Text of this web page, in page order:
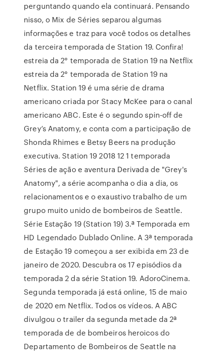
perguntando quando ela continuará. Pensando
nisso, o Mix de Séries separou algumas
informações e traz para você todos os detalhes
da terceira temporada de Station 19. Confira!
estreia da 2° temporada de Station 19 na Netflix
estreia da 2° temporada de Station 19 na
Netflix. Station 19 é uma série de drama
americano criada por Stacy McKee para o canal
americano ABC. Este é o segundo spin-off de
Grey’s Anatomy, e conta com a participação de
Shonda Rhimes e Betsy Beers na produção
executiva. Station 19 2018 12 1 temporada
Séries de ação e aventura Derivada de "Grey's
Anatomy", a série acompanha o dia a dia, os
relacionamentos e o exaustivo trabalho de um
grupo muito unido de bombeiros de Seattle.
Série Estação 19 (Station 19) 3.ª Temporada em
HD Legendado Dublado Online. A 3ª temporada
de Estação 19 começou a ser exibida em 23 de
janeiro de 2020. Descubra os 17 episódios da
temporada 2 da série Station 19. AdoroCinema.
Segunda temporada já está online, 15 de maio
de 2020 em Netflix. Todos os vídeos. A ABC
divulgou o trailer da segunda metade da 2ª
temporada de de bombeiros heroicos do
Departamento de Bombeiros de Seattle na